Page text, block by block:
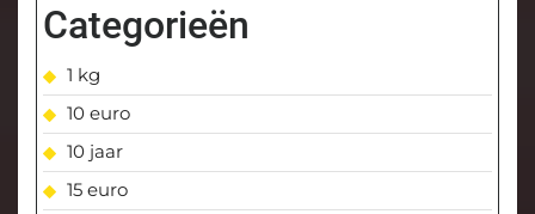
Categorieën
1 kg
10 euro
10 jaar
15 euro